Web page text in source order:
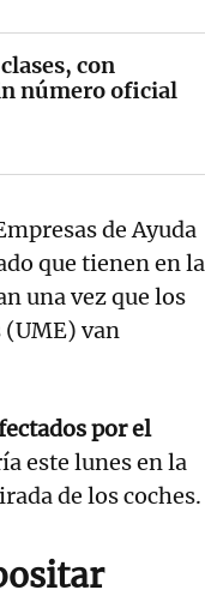
con
número oficial
de Ayuda
que tienen en la
una vez que los
(UME) van
por el
este lunes en la
de los coches.